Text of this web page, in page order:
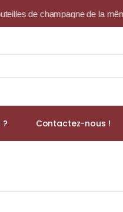
champagne de la même
Contactez-nous !